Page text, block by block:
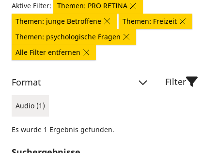
Aktive Filter:
Themen: PRO RETINA
Themen: junge Betroffene
Themen: Freizeit
Themen: psychologische Fragen
Alle Filter entfernen
Format
Audio (1)
Filter
Es wurde 1 Ergebnis gefunden.